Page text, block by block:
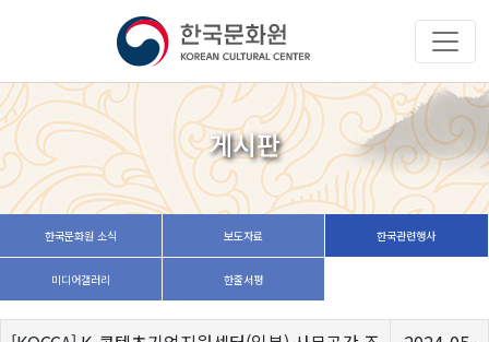
게시판
한국문화원 소식 보도자료 한국관련행사
미디어갤러리 한줄서평